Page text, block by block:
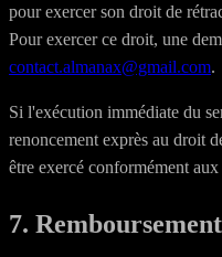
pour exercer son droit de
Pour exercer ce droit, une
contact.almanax@gmail.com.
Si l'exécution immédiate du
renoncement exprès au droit
être exercé conformément
7. Remboursement